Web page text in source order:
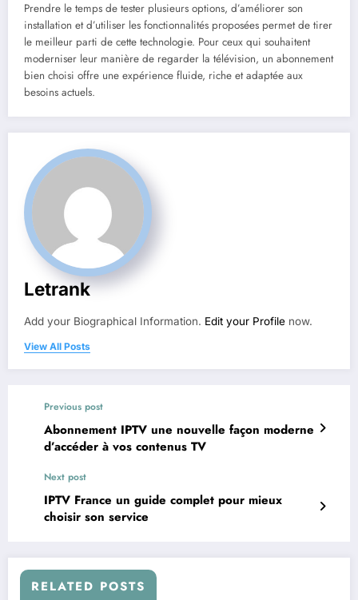
Prendre le temps de tester plusieurs options, d’améliorer son
installation et d’utiliser les fonctionnalités proposées permet de tirer
le meilleur parti de cette technologie. Pour ceux qui souhaitent
moderniser leur manière de regarder la télévision, un abonnement
bien choisi offre une expérience fluide, riche et adaptée aux
besoins actuels.
Letrank
Add your Biographical Information. Edit your Profile now.
View All Posts
Previous post
Abonnement IPTV une nouvelle façon moderne
d’accéder à vos contenus TV
Next post
IPTV France un guide complet pour mieux
choisir son service
RELATED POSTS